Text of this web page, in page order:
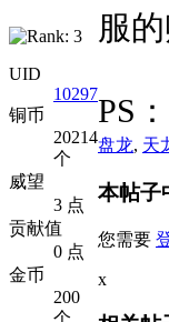
UID
10297
铜币
20214
个
威望
3 点
贡献值
0 点
金币
200
个
服
PS
盘龙, 天
本帖子
您需要
x